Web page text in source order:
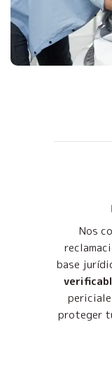
Nos
base
proteger